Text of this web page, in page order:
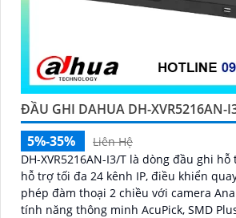
ĐẦU GHI DAHUA DH-XVR5216AN-
5%-35%
Liên Hệ
DH-XVR5216AN-I3/T là dòng đầu ghi
hỗ trợ tối đa 24 kênh IP, điều khiển
phép đàm thoại 2 chiều với camera
tính năng thông minh AcuPick, SMD